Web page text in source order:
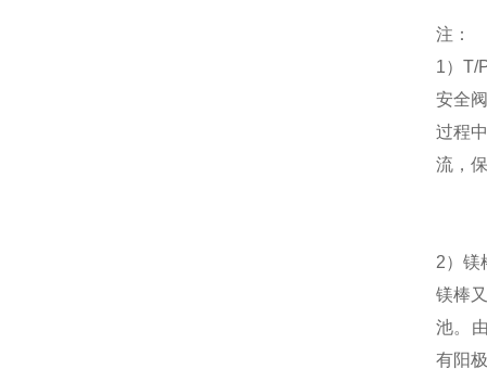
注：
1） T/
安全
过程
流，
2） 镁
镁棒
池。
有阳